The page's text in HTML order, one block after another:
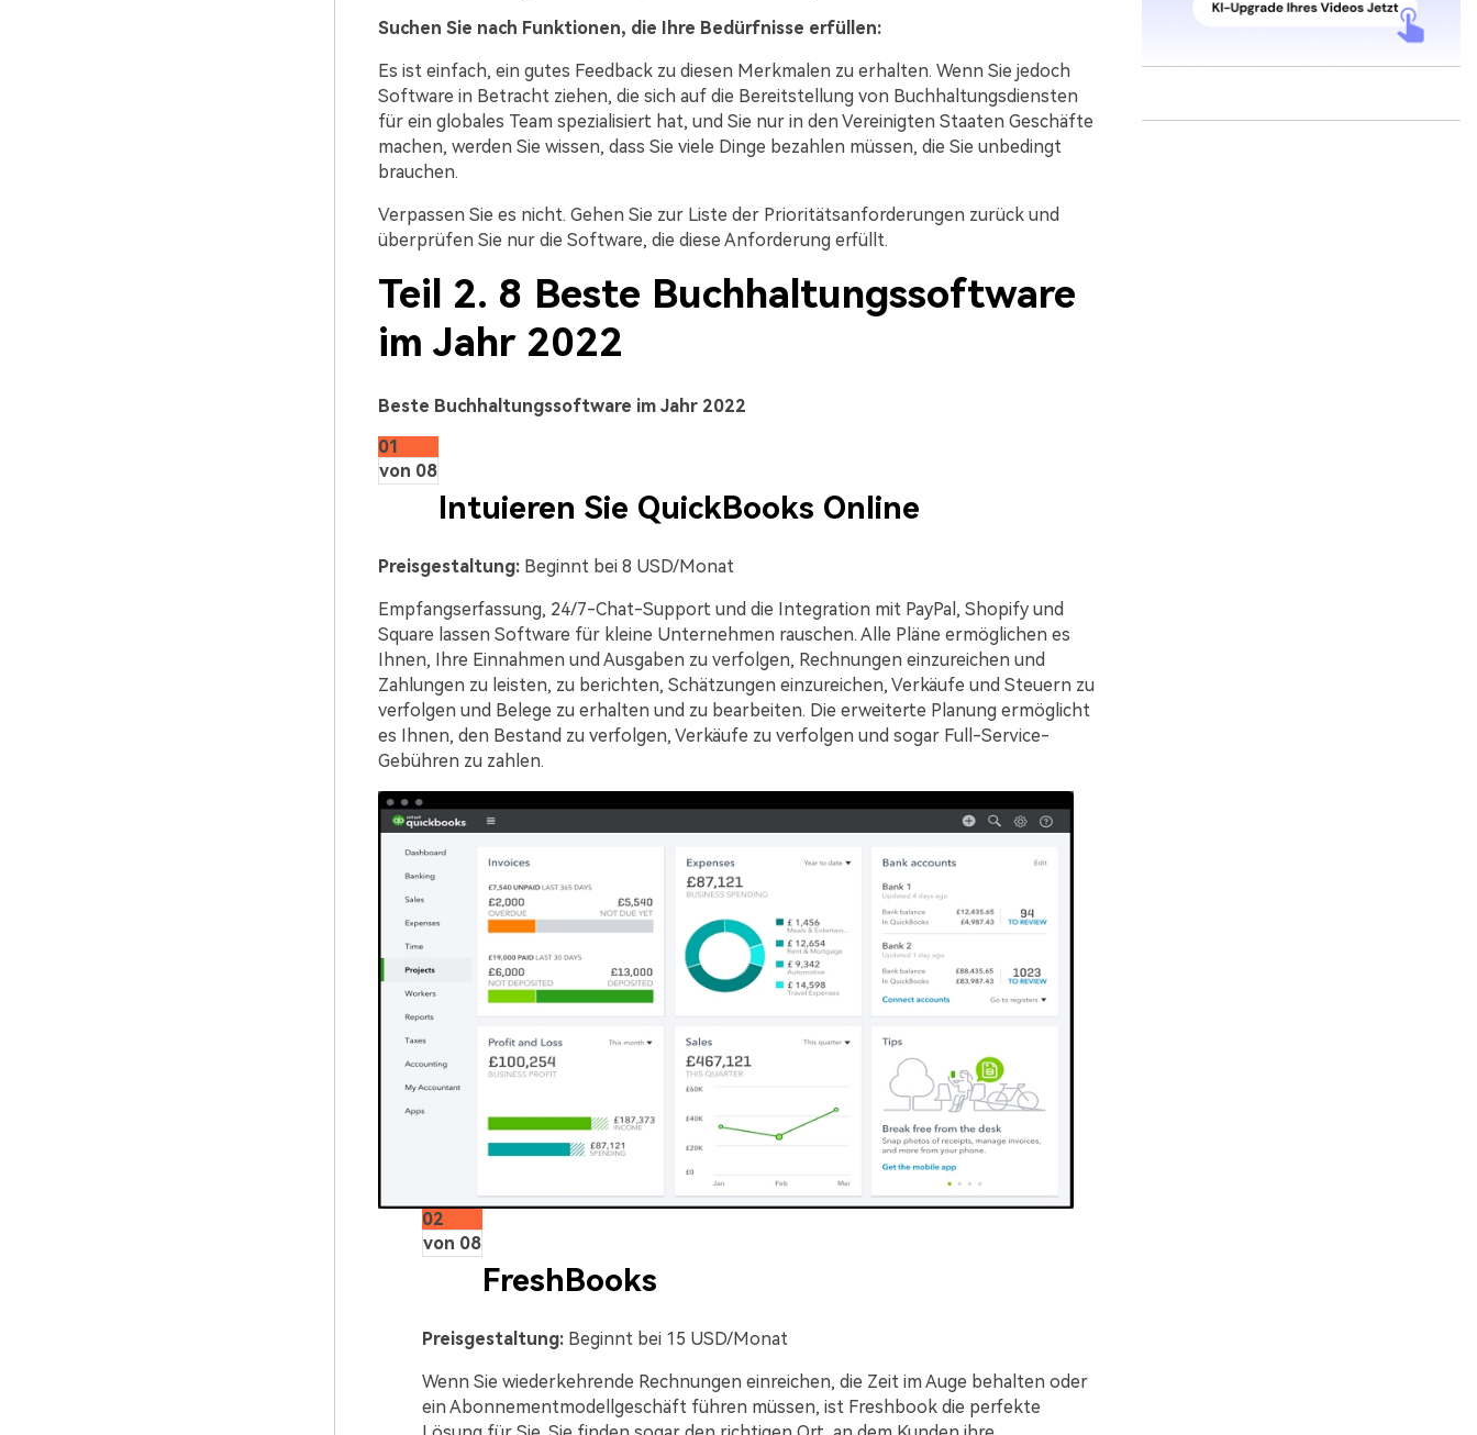
Suchen Sie nach Funktionen, die Ihre Bedürfnisse erfüllen:
Es ist einfach, ein gutes Feedback zu diesen Merkmalen zu erhalten. Wenn Sie jedoch
Software in Betracht ziehen, die sich auf die Bereitstellung von Buchhaltungsdiensten
für ein globales Team spezialisiert hat, und Sie nur in den Vereinigten Staaten Geschäfte
machen, werden Sie wissen, dass Sie viele Dinge bezahlen müssen, die Sie unbedingt
brauchen.
Verpassen Sie es nicht. Gehen Sie zur Liste der Prioritätsanforderungen zurück und
überprüfen Sie nur die Software, die diese Anforderung erfüllt.
Teil 2. 8 Beste Buchhaltungssoftware
im Jahr 2022
Beste Buchhaltungssoftware im Jahr 2022
01
von 08
Intuieren Sie QuickBooks Online
Preisgestaltung: Beginnt bei 8 USD/Monat
Empfangserfassung, 24/7-Chat-Support und die Integration mit PayPal, Shopify und
Square lassen Software für kleine Unternehmen rauschen. Alle Pläne ermöglichen es
Ihnen, Ihre Einnahmen und Ausgaben zu verfolgen, Rechnungen einzureichen und
Zahlungen zu leisten, zu berichten, Schätzungen einzureichen, Verkäufe und Steuern zu
verfolgen und Belege zu erhalten und zu bearbeiten. Die erweiterte Planung ermöglicht
es Ihnen, den Bestand zu verfolgen, Verkäufe zu verfolgen und sogar Full-Service-
Gebühren zu zahlen.
02
von 08
FreshBooks
Preisgestaltung: Beginnt bei 15 USD/Monat
Wenn Sie wiederkehrende Rechnungen einreichen, die Zeit im Auge behalten oder
ein Abonnementmodellgeschäft führen müssen, ist Freshbook die perfekte